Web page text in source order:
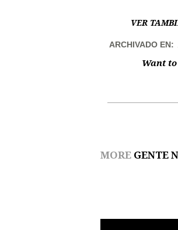
VER
ARCHIVADO EN:
Want
MORE GENTE